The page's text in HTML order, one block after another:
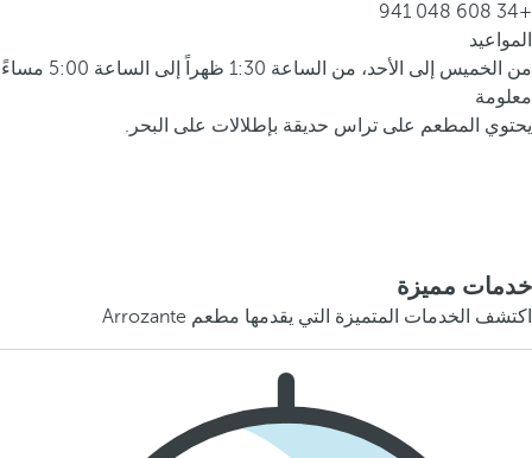
+34 608 048 941
المواعيد
من الخميس إلى الأحد، من الساعة 1:30 ظهراً إلى الساعة 5:00 مساءً
معلومة
يحتوي المطعم على تراس حديقة بإطلالات على البحر.
خدمات مميزة
اكتشف الخدمات المتميزة التي يقدمها مطعم Arrozante